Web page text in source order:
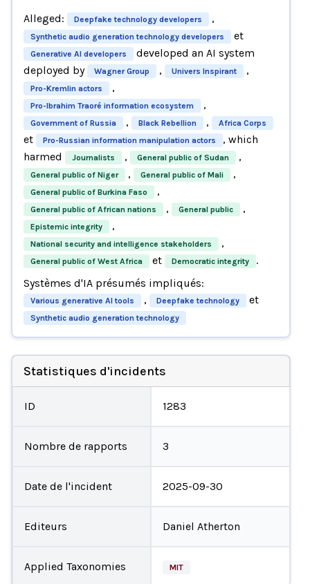
Alleged: Deepfake technology developers ,
Synthetic audio generation technology developers et
Generative AI developers
developed an AI system
deployed by
Wagner Group , Univers Inspirant ,
Pro-Kremlin actors ,
Pro-Ibrahim Traoré information ecosystem ,
Government of Russia , Black Rebellion , Africa Corps
et Pro-Russian information manipulation actors
, which
harmed
Journalists , General public of Sudan ,
General public of Niger , General public of Mali ,
General public of Burkina Faso ,
General public of African nations , General public ,
Epistemic integrity ,
National security and intelligence stakeholders ,
General public of West Africa et Democratic integrity
.
Systèmes d'IA présumés impliqués:
Various generative AI tools , Deepfake technology et
Synthetic audio generation technology
Statistiques d'incidents
ID 1283
Nombre de rapports 3
Date de l'incident 2025-09-30
Editeurs Daniel Atherton
Applied Taxonomies MIT